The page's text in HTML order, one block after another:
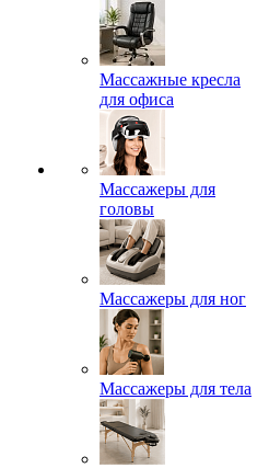
Массажные кресла
для офиса
Массажеры для
головы
Массажеры для ног
Массажеры для тела